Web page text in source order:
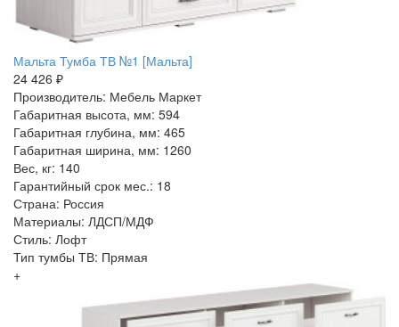
Мальта Тумба ТВ №1 [Мальта]
24 426 ₽
Производитель: Мебель Маркет
Габаритная высота, мм: 594
Габаритная глубина, мм: 465
Габаритная ширина, мм: 1260
Вес, кг: 140
Гарантийный срок мес.: 18
Страна: Россия
Материалы: ЛДСП/МДФ
Стиль: Лофт
Тип тумбы ТВ: Прямая
+